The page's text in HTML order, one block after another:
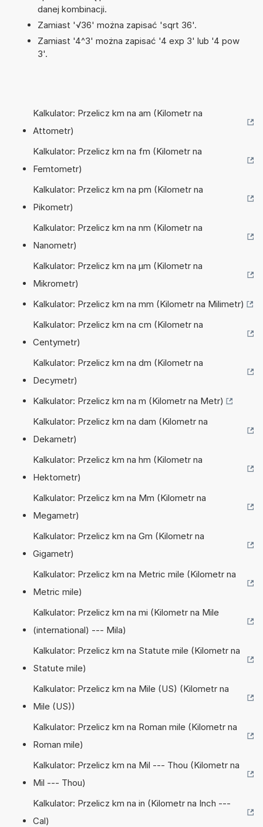
danej kombinacji.
Zamiast '√36' można zapisać 'sqrt 36'.
Zamiast '4^3' można zapisać '4 exp 3' lub '4 pow
3'.
Kalkulator: Przelicz km na am (Kilometr na
Attometr)
Kalkulator: Przelicz km na fm (Kilometr na
Femtometr)
Kalkulator: Przelicz km na pm (Kilometr na
Pikometr)
Kalkulator: Przelicz km na nm (Kilometr na
Nanometr)
Kalkulator: Przelicz km na µm (Kilometr na
Mikrometr)
Kalkulator: Przelicz km na mm (Kilometr na Milimetr)
Kalkulator: Przelicz km na cm (Kilometr na
Centymetr)
Kalkulator: Przelicz km na dm (Kilometr na
Decymetr)
Kalkulator: Przelicz km na m (Kilometr na Metr)
Kalkulator: Przelicz km na dam (Kilometr na
Dekametr)
Kalkulator: Przelicz km na hm (Kilometr na
Hektometr)
Kalkulator: Przelicz km na Mm (Kilometr na
Megametr)
Kalkulator: Przelicz km na Gm (Kilometr na
Gigametr)
Kalkulator: Przelicz km na Metric mile (Kilometr na
Metric mile)
Kalkulator: Przelicz km na mi (Kilometr na Mile
(international) --- Mila)
Kalkulator: Przelicz km na Statute mile (Kilometr na
Statute mile)
Kalkulator: Przelicz km na Mile (US) (Kilometr na
Mile (US))
Kalkulator: Przelicz km na Roman mile (Kilometr na
Roman mile)
Kalkulator: Przelicz km na Mil --- Thou (Kilometr na
Mil --- Thou)
Kalkulator: Przelicz km na in (Kilometr na Inch ---
Cal)